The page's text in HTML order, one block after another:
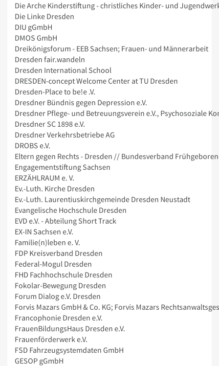
Die Arche Kinderstiftung - christliches Kinder- und
Die Linke Dresden
DIU gGmbH
DMOS GmbH
Dreikönigsforum - EEB Sachsen; Frauen- und Männerarbeit
Dresden fair.wandeln
Dresden International School
DRESDEN-concept Welcome Center at TU Dresden
Dresden-Place to be!e .V.
Dresdner Bündnis gegen Depression e.V.
Dresdner Pflege- und Betreuungsverein e.V., Psychosoziale
Dresdner SC 1898 e.V.
Dresdner Verkehrsbetriebe AG
DROBS e.V.
Eltern gegen Rechts - Dresden // Bundesverband
Engagementstiftung Sachsen
ERZÄHLRAUM e. V.
Ev.-Luth. Kirche Dresden
Ev.-Luth. Laurentiuskirchgemeinde Dresden Neustadt
Evangelische Hochschule Dresden
EVD e.V. - Abteilung Short Track
EX-IN Sachsen e.V.
Familie(n)leben e. V.
FDP Kreisverband Dresden
Federal-Mogul Dresden
FHD Fachhochschule Dresden
Fokolar-Bewegung Dresden
Forum Dialog e.V. Dresden
Forvis Mazars GmbH & Co. KG; Forvis Mazars
Francophonie Dresden e.V.
FrauenBildungsHaus Dresden e.V.
Frauenförderwerk e.V.
FSD Fahrzeugsystemdaten GmbH
GESOP gGmbH